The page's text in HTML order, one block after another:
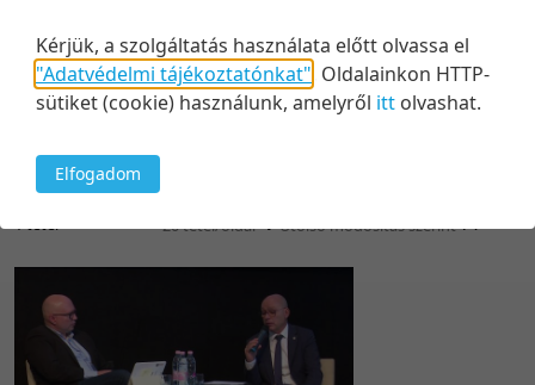
Keresés
Utolsó módosítás szerint
Relevancia szerint
Kezdés/felvétel dátuma szerint
Kezdés/felvétel dátuma szerint
Feltöltés dátuma szerint
1 tétel
20 tétel/oldal
5 tétel/oldal
20 tétel/oldal
50 tétel/oldal
Kérjük, a szolgáltatás használata előtt olvassa el
"Adatvédelmi tájékoztatónkat" Oldalainkon HTTP-
sütiket (cookie) használunk, amelyről itt olvashat.
Elfogadom